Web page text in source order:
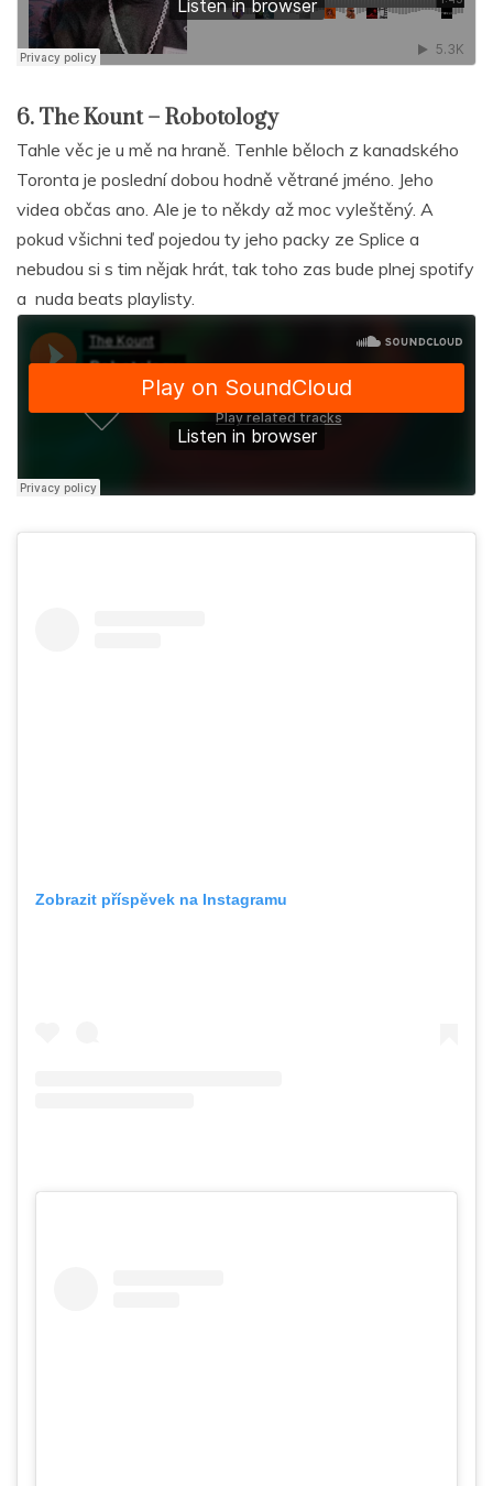
6. The Kount – Robotology
Tahle věc je u mě na hraně. Tenhle běloch z kanadského
Toronta je poslední dobou hodně větrané jméno. Jeho
videa občas ano. Ale je to někdy až moc vyleštěný. A
pokud všichni teď pojedou ty jeho packy ze Splice a
nebudou si s tim nějak hrát, tak toho zas bude plnej spotify
a nuda beats playlisty.
Zobrazit příspěvek na Instagramu